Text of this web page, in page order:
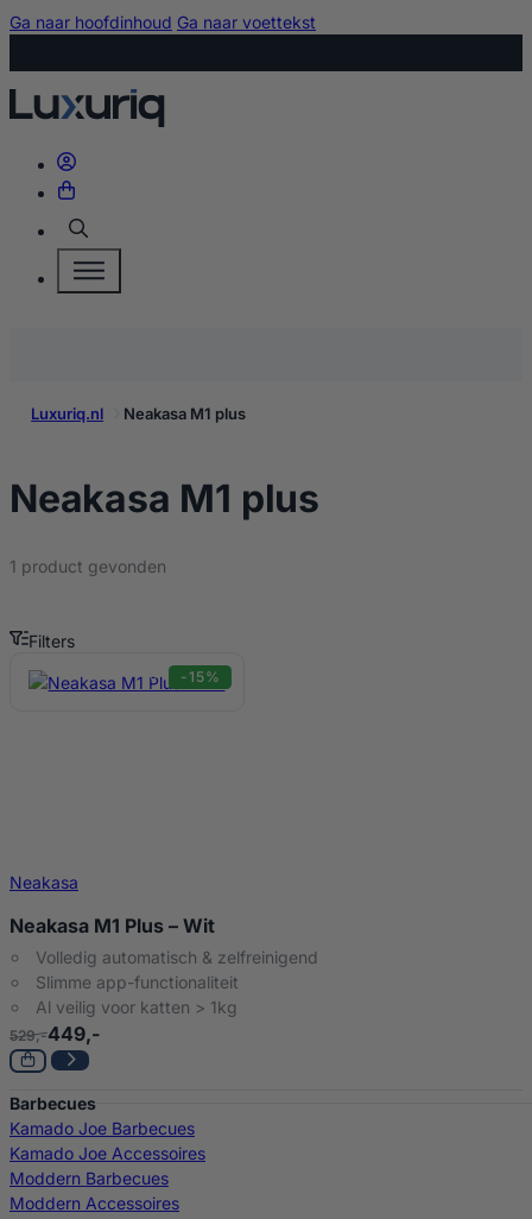
Ga naar hoofdinhoud Ga naar voettekst
Zoeken
Luxuriq.nl Neakasa M1 plus
Neakasa M1 plus
1 product gevonden
Filters
Neakasa M1 plus Producten
-15%
Neakasa
Neakasa M1 Plus – Wit
Volledig automatisch & zelfreinigend
Slimme app-functionaliteit
Al veilig voor katten > 1kg
529,-449,-
Barbecues
Kamado Joe Barbecues
Kamado Joe Accessoires
Moddern Barbecues
Moddern Accessoires